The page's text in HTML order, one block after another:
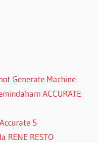
Generate Machine
ACCURATE
5
RENE RESTO